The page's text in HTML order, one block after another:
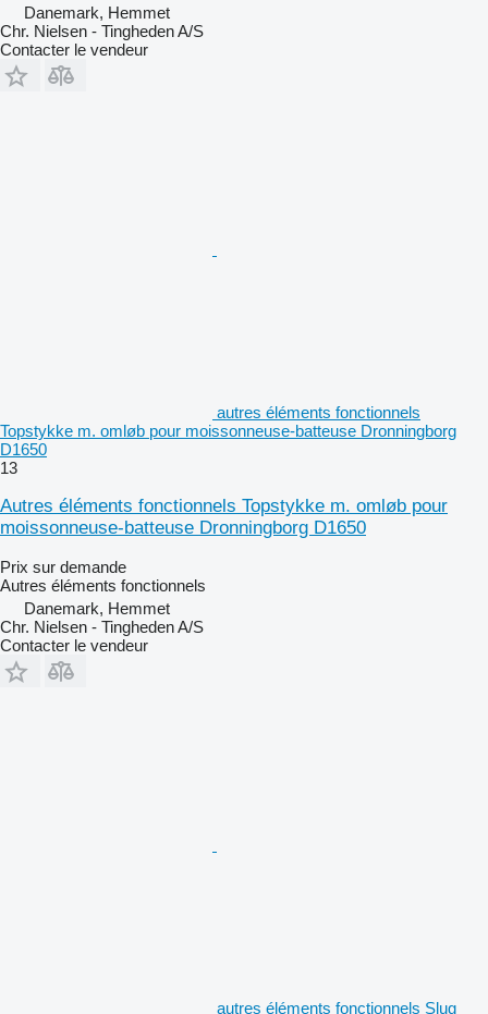
Danemark, Hemmet
Chr. Nielsen - Tingheden A/S
Contacter le vendeur
autres éléments fonctionnels
Topstykke m. omløb pour moissonneuse-batteuse Dronningborg
D1650
13
Autres éléments fonctionnels Topstykke m. omløb pour
moissonneuse-batteuse Dronningborg D1650
Prix sur demande
Autres éléments fonctionnels
Danemark, Hemmet
Chr. Nielsen - Tingheden A/S
Contacter le vendeur
autres éléments fonctionnels Slug